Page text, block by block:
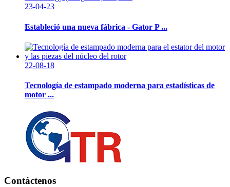
23-04-23
Estableció una nueva fábrica - Gator P ...
22-08-18
Tecnología de estampado moderna para estadísticas de
motor ...
Contáctenos